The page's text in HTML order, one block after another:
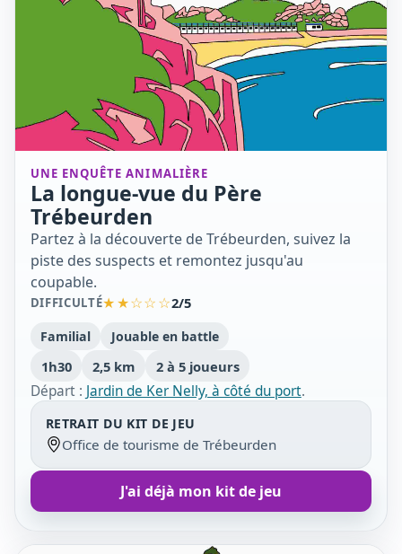
UNE ENQUÊTE ANIMALIÈRE
La longue-vue du Père
Trébeurden
Partez à la découverte de Trébeurden, suivez la
piste des suspects et remontez jusqu'au
coupable.
DIFFICULTÉ★★☆☆☆2/5
Familial Jouable en battle
1h30 2,5 km 2 à 5 joueurs
Départ : Jardin de Ker Nelly, à côté du port.
RETRAIT DU KIT DE JEU
Office de tourisme de Trébeurden
J'ai déjà mon kit de jeu